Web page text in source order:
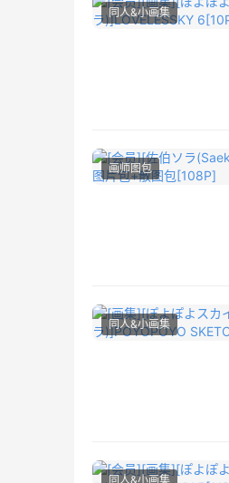
同人&小画集
画师图包
同人&小画集
同人&小画集